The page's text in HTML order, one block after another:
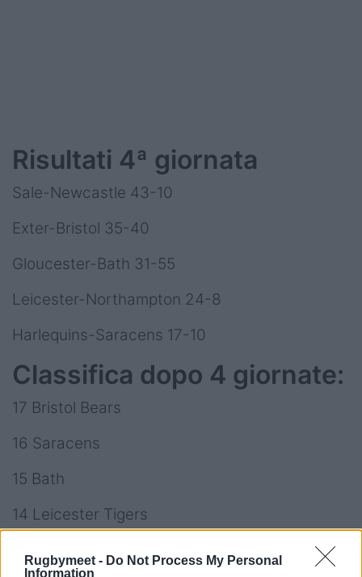
Rugbymeet - Do Not Process My Personal
Information
Risultati 4ª giornata
Sale-Newcastle 43-10
Exter-Bristol 35-40
Gloucester-Bath 31-55
Leicester-Northampton 24-8
Harlequins-Saracens 17-10
Classifica dopo 4 giornate:
17 Bristol Bears
16 Saracens
15 Bath
14 Leicester Tigers